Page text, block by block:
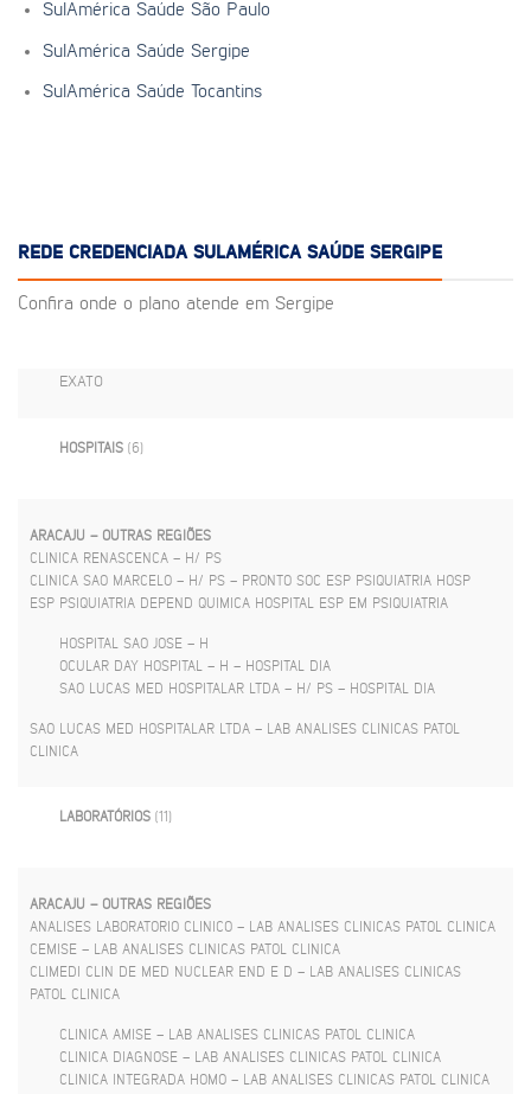
SulAmérica Saúde São Paulo
SulAmérica Saúde Sergipe
SulAmérica Saúde Tocantins
REDE CREDENCIADA SULAMÉRICA SAÚDE SERGIPE
Confira onde o plano atende em Sergipe
EXATO
HOSPITAIS (6)
ARACAJU – OUTRAS REGIÕES
CLINICA RENASCENCA – H/ PS
CLINICA SAO MARCELO – H/ PS – PRONTO SOC ESP PSIQUIATRIA HOSP
ESP PSIQUIATRIA DEPEND QUIMICA HOSPITAL ESP EM PSIQUIATRIA
HOSPITAL SAO JOSE – H
OCULAR DAY HOSPITAL – H – HOSPITAL DIA
SAO LUCAS MED HOSPITALAR LTDA – H/ PS – HOSPITAL DIA
SAO LUCAS MED HOSPITALAR LTDA – LAB ANALISES CLINICAS PATOL
CLINICA
LABORATÓRIOS (11)
ARACAJU – OUTRAS REGIÕES
ANALISES LABORATORIO CLINICO – LAB ANALISES CLINICAS PATOL CLINICA
CEMISE – LAB ANALISES CLINICAS PATOL CLINICA
CLIMEDI CLIN DE MED NUCLEAR END E D – LAB ANALISES CLINICAS
PATOL CLINICA
CLINICA AMISE – LAB ANALISES CLINICAS PATOL CLINICA
CLINICA DIAGNOSE – LAB ANALISES CLINICAS PATOL CLINICA
CLINICA INTEGRADA HOMO – LAB ANALISES CLINICAS PATOL CLINICA